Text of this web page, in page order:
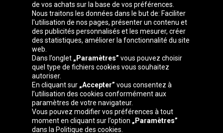
Groupe Oponeo
Česká
republika
Deutschland Éire España
France Italia Magyarország Nederland
de vos achats sur la base de vos préférences.
Nous traitons les données dans le but de: Faciliter
l'utilisation de nos pages, présenter un contenu et
des publicités personnalisés et les mesurer, créer
des statistiques, améliorer la fonctionnalité du site
web.
Dans l’onglet „Paramètres” vous pouvez choisir
quel type de fichiers cookies vous souhaitez
autoriser.
En cliquant sur „Accepter” vous consentez à
l’utilisation des cookies conformément aux
paramètres de votre navigateur.
Vous pouvez modifier vos préférences à tout
moment en cliquant sur l’option „Paramètres”
dans la Politique des cookies.